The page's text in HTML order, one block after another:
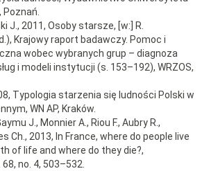
J., 2011, Osoby starsze, [w:] R.
Krajowy raport badawczy. Pomoc i
wobec wybranych grup – diagnoza
i modeli instytucji (s. 153–192), WRZOS,
Typologia starzenia się ludności Polski w
WN AP, Kraków.
J., Monnier A., Riou F., Aubry R.,
Ch., 2013, In France, where do people live
of life and where do they die?,
no. 4, 503–532.